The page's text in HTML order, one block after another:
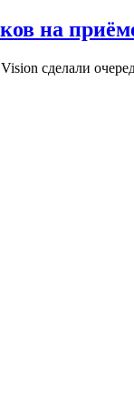
на
сделали